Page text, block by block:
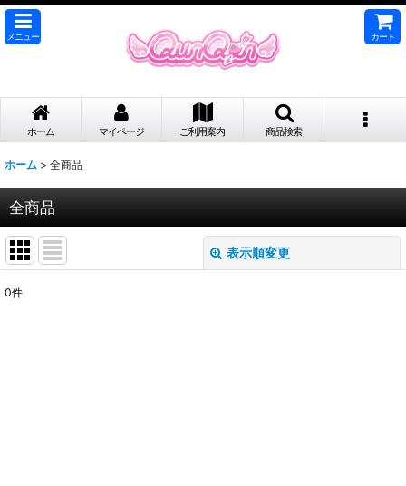
メニュー カート
ホーム マイページ ご利用案内 商品検索
ホーム > 全商品
全商品
表示順変更
表示数
0件